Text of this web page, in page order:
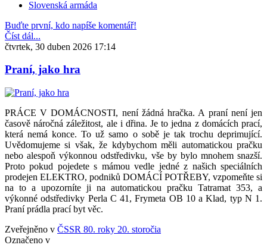
Slovenská armáda
Buďte první, kdo napíše komentář!
Číst dál...
čtvrtek, 30 duben 2026 17:14
Praní, jako hra
PRÁCE V DOMÁCNOSTI, není žádná hračka. A praní není jen
časově náročná záležitost, ale i dřina. Je to jedna z domácích prací,
která nemá konce. To už samo o sobě je tak trochu deprimující.
Uvědomujeme si však, že kdybychom měli automatickou pračku
nebo alespoň výkonnou odstředivku, vše by bylo mnohem snazší.
Proto pokud pojedete s mámou vedle jedné z našich speciálních
prodejen ELEKTRO, podniků DOMÁCÍ POTŘEBY, vzpomeňte si
na to a upozorníte ji na automatickou pračku Tatramat 353, a
výkonné odstředivky Perla C 41, Frymeta OB 10 a Klad, typ N 1.
Praní prádla prací byt věc.
Zveřejněno v ČSSR 80. roky 20. storočia
Označeno v